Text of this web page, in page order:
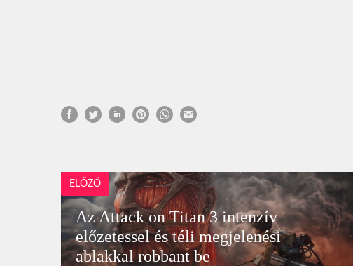
ELŐZŐ
Az Attack on Titan 3 intenzív
előzetessel és téli megjelenési
ablakkal robbant be